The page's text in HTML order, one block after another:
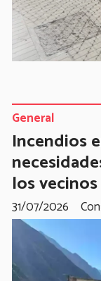
Incendios
los
General
31/07/2026